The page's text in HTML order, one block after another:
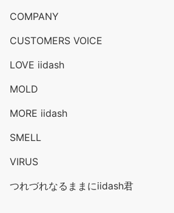
COMPANY
CUSTOMERS VOICE
LOVE iidash
MOLD
MORE iidash
SMELL
VIRUS
つれづれなるままにiidash君